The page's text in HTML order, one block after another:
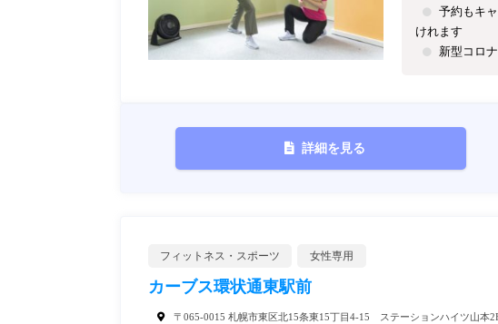
予約もキ
けれます
新型コロ
詳細を見る
フィットネス・スポーツ 女性専用
カーブス環状通東駅前
〒065-0015 札幌市東区北15条東15丁目4-15 ステーションハイツ山本